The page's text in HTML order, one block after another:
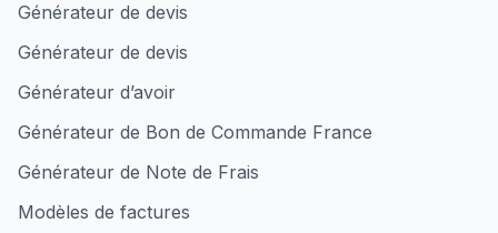
Générateur de devis
Générateur de devis
Générateur d’avoir
Générateur de Bon de Commande France
Générateur de Note de Frais
Modèles de factures